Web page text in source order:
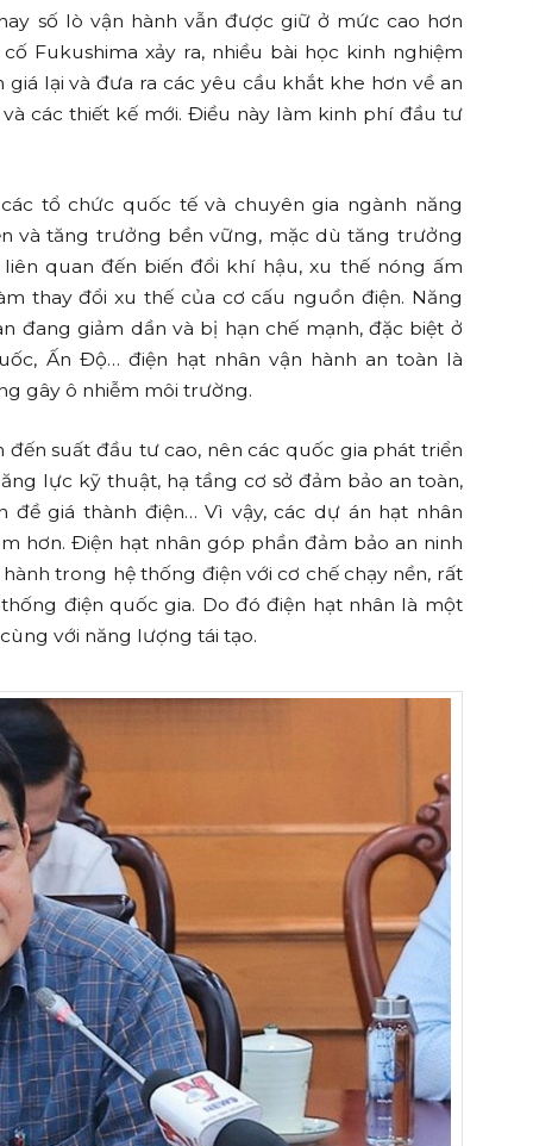
số lò vận hành vẫn được giữ ở mức cao hơn
Fukushima xảy ra, nhiều bài học kinh nghiệm
lại và đưa ra các yêu cầu khắt khe hơn về an
các thiết kế mới. Điều này làm kinh phí đầu tư
tổ chức quốc tế và chuyên gia ngành năng
và tăng trưởng bền vững, mặc dù tăng trưởng
quan đến biến đổi khí hậu, xu thế nóng ấm
thay đổi xu thế của cơ cấu nguồn điện. Năng
đang giảm dần và bị hạn chế mạnh, đặc biệt ở
Ấn Độ… điện hạt nhân vận hành an toàn là
gây ô nhiễm môi trường.
suất đầu tư cao, nên các quốc gia phát triển
lực kỹ thuật, hạ tầng cơ sở đảm bảo an toàn,
đề giá thành điện… Vì vậy, các dự án hạt nhân
hơn. Điện hạt nhân góp phần đảm bảo an ninh
trong hệ thống điện với cơ chế chạy nền, rất
điện quốc gia. Do đó điện hạt nhân là một
với năng lượng tái tạo.